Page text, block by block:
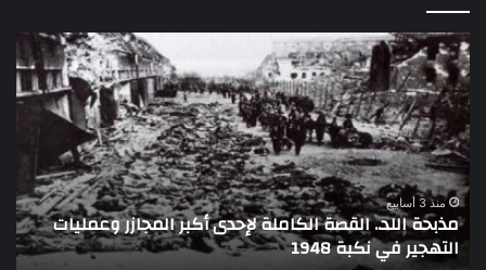
وعمليات
اللواء
دكتور
راضي
عبدالمعطي
يكتب:
30
يونيو
–
3
يوليو..
منذ 3 أسابيع
تاريخ لا يمحى من الذاكرة الوطنية المصرية